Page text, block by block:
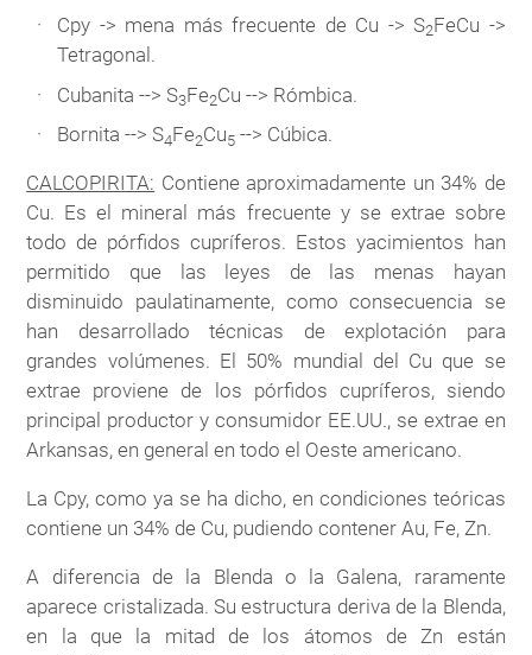
Cpy -> mena más frecuente de Cu -> S2FeCu ->
Tetragonal.
Cubanita --> S3Fe2Cu --> Rómbica.
Bornita --> S4Fe2Cu5 --> Cúbica.
CALCOPIRITA: Contiene aproximadamente un 34% de
Cu. Es el mineral más frecuente y se extrae sobre
todo de pórfidos cupríferos. Estos yacimientos han
permitido que las leyes de las menas hayan
disminuido paulatinamente, como consecuencia se
han desarrollado técnicas de explotación para
grandes volúmenes. El 50% mundial del Cu que se
extrae proviene de los pórfidos cupríferos, siendo
principal productor y consumidor EE.UU., se extrae en
Arkansas, en general en todo el Oeste americano.
La Cpy, como ya se ha dicho, en condiciones teóricas
contiene un 34% de Cu, pudiendo contener Au, Fe, Zn.
A diferencia de la Blenda o la Galena, raramente
aparece cristalizada. Su estructura deriva de la Blenda,
en la que la mitad de los átomos de Zn están